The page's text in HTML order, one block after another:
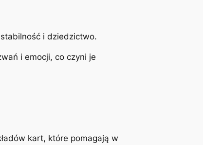
i dziedzictwo.
i emocji, co czyni je
kart, które pomagają w